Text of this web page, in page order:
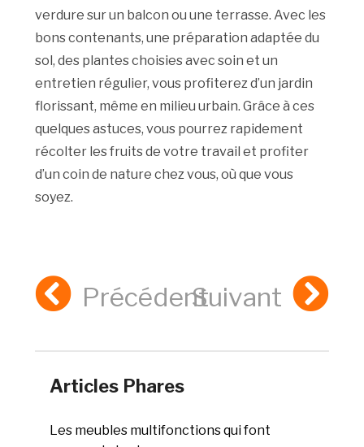
verdure sur un balcon ou une terrasse. Avec les
bons contenants, une préparation adaptée du
sol, des plantes choisies avec soin et un
entretien régulier, vous profiterez d’un jardin
florissant, même en milieu urbain. Grâce à ces
quelques astuces, vous pourrez rapidement
récolter les fruits de votre travail et profiter
d’un coin de nature chez vous, où que vous
soyez.
PrécédentSuivant
Articles Phares
Les meubles multifonctions qui font